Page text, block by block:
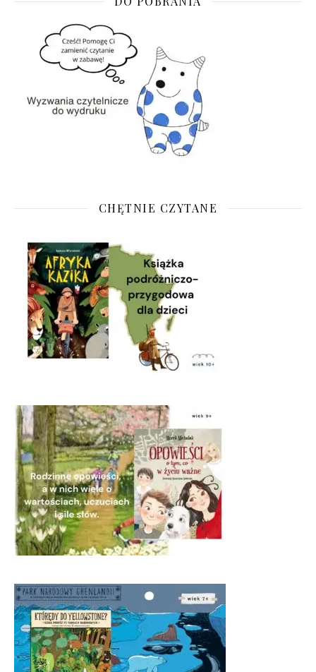
CHĘTNIE CZYTANE